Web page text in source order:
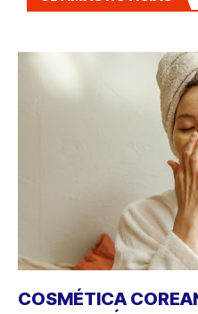
COSMÉTICA